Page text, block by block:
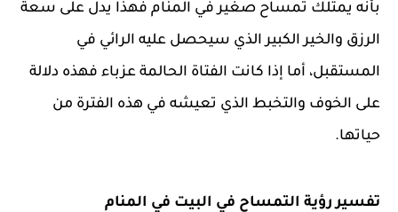
بأنه يمتلك تمساح صغير في المنام فهذا يدل على سعة
الرزق والخير الكبير الذي سيحصل عليه الرائي في
المستقبل، أما إذا كانت الفتاة الحالمة عزباء فهذه دلالة
على الخوف والتخبط الذي تعيشه في هذه الفترة من
حياتها.
تفسير رؤية التمساح في البيت في المنام